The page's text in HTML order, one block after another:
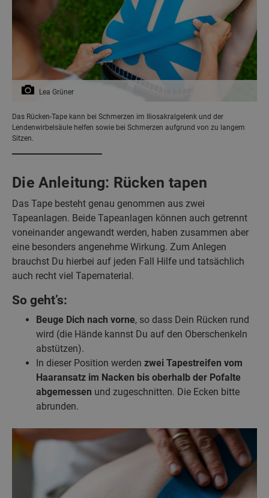
Lea Grüner
Das Rücken-Tape kann bei Schmerzen im Iliosakralgelenk und der
Lendenwirbelsäule helfen sowie bei Schmerzen aufgrund von zu langem
Sitzen.
Die Anleitung: Rücken tapen
Das Tape besteht genau genommen aus zwei
Tapeanlagen. Beide Tapeanlagen können auch getrennt
voneinander angewandt werden, haben zusammen aber
eine besonders angenehme Wirkung. Zum Anlegen
brauchst Du hierbei auf jeden Fall Hilfe und tatsächlich
auch recht viel Tapematerial.
So geht’s:
Beuge Dich nach vorne, so dass Dein Rücken rund
wird (die Hände kannst Du auf den Oberschenkeln
abstützen).
In dieser Position werden zwei Tapestreifen vom
Haaransatz im Nacken bis oberhalb der Pofalte
abgemessen und zugeschnitten. Die Ecken bitte
abrunden.